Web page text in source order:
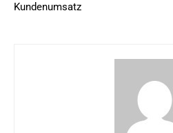
Kundenumsatz